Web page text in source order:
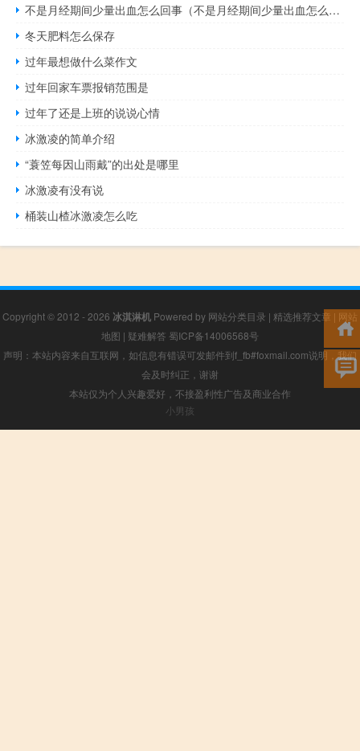
不是月经期间少量出血怎么回事（不是月经期间少量出血怎么回事）
冬天肥料怎么保存
过年最想做什么菜作文
过年回家车票报销范围是
过年了还是上班的说说心情
冰激凌的简单介绍
“蓑笠每因山雨戴”的出处是哪里
冰激凌有没有说
桶装山楂冰激凌怎么吃
Copyright © 2012 - 2026 冰淇淋机 Powered by 网站分类目录 | 精选推荐文章 | 网站
地图 | 疑难解答 蜀ICP备14006568号
声明：本站内容来自互联网，如信息有错误可发邮件到f_fb#foxmail.com说明，我们
会及时纠正，谢谢
本站仅为个人兴趣爱好，不接盈利性广告及商业合作
小男孩